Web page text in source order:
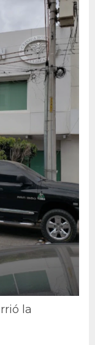
la